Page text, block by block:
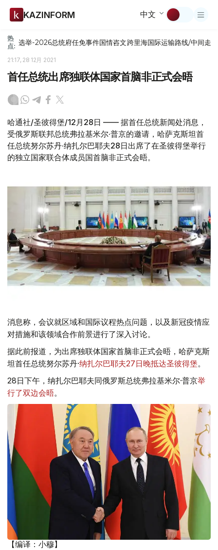
KAZINFORM 中文
热
点: 选举-2026总统府任免事件国情咨文跨里海国际运输路线/中间走廊
21:17, 28 12月 2021
首任总统出席独联体国家首脑非正式会晤
哈通社/圣彼得堡/12月28日 —— 据首任总统新闻处消息，
受俄罗斯联邦总统弗拉基米尔·普京的邀请，哈萨克斯坦首
任总统努尔苏丹·纳扎尔巴耶夫28日出席了在圣彼得堡举行
的独立国家联合体成员国首脑非正式会晤。
消息称，会议就区域和国际议程热点问题，以及新冠疫情应
对措施和该领域合作前景进行了深入讨论。
据此前报道，为出席独联体国家首脑非正式会晤，哈萨克斯
坦首任总统努尔苏丹·纳扎尔巴耶夫27日晚抵达圣彼得堡。
28日下午，纳扎尔巴耶夫同俄罗斯总统弗拉基米尔·普京举
行了双边会晤。
【编译：小穆】